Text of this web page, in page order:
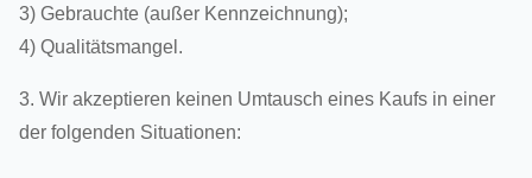
3) Gebrauchte (außer Kennzeichnung);
4) Qualitätsmangel.
3. Wir akzeptieren keinen Umtausch eines Kaufs in einer
der folgenden Situationen: